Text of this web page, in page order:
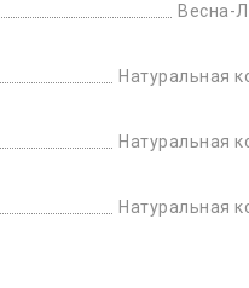
Весна-
Натуральная
Натуральная
Натуральная